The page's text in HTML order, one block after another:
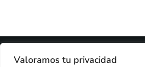
Valoramos tu privacidad
2024 © PROPIEDAD DE DEZASETE